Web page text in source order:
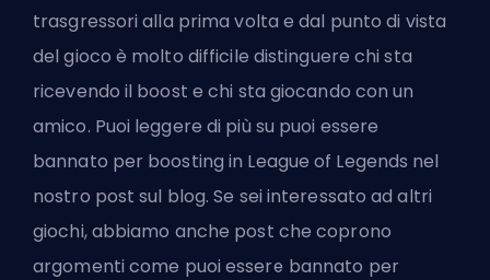
trasgressori alla prima volta e dal punto di vista
del gioco è molto difficile distinguere chi sta
ricevendo il boost e chi sta giocando con un
amico. Puoi leggere di più su puoi essere
bannato per boosting in League of Legends nel
nostro post sul blog. Se sei interessato ad altri
giochi, abbiamo anche post che coprono
argomenti come puoi essere bannato per